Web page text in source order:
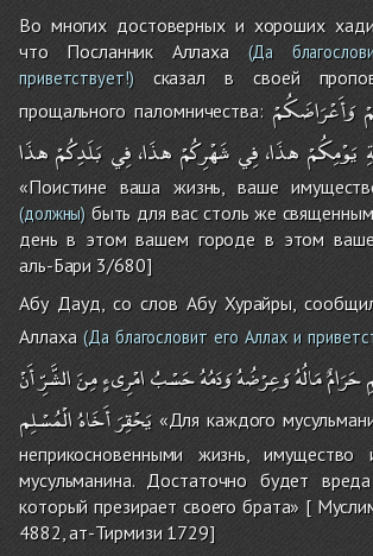
Во многих достоверных и хороших
что Посланник Аллаха (Да
приветствует!)сказал в своей
прощального паломничества: وَأَعْرَاضَكُمْ
يَوْمِكُمْ هذَا،فِي شَهْرِكُمْ هذَا،فِي بَلَدِكُمْ هذَا
«Поистине ваша жизнь, ваше
(должны) быть для вас столь же
день в этом вашем городе в этом
аль-Бари 3/680]
Абу Дауд, со слов Абу Хурайры,
Аллаха(Да благословит его Аллах и
حَرَامٌمَالُهُوَعِرْضُهُوَدَمُهُحَسْبُامْرِىءٍمِنَالشَّرِّأَنْ
يَحْقِرَأَخَاهُالْمُسْلِم
«Для каждого
неприкосновенными жизнь, имущество
мусульманина. Достаточно будет
который презирает своего брата» [
4882, ат-Тирмизи 1729]